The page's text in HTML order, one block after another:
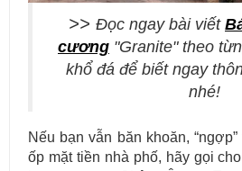
>> Đọc ngay bài viết
cương "Granite" theo
khổ đá để biết ngay
nhé!
Nếu bạn vẫn băn khoăn,
ốp mặt tiền nhà phố, hãy gọi